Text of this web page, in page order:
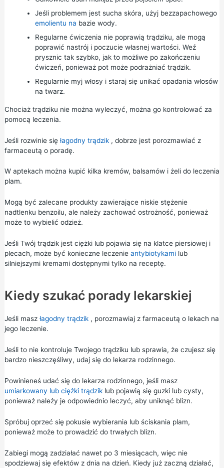
Jeśli problemem jest sucha skóra, użyj bezzapachowego
emolientu na bazie wody.
Regularne ćwiczenia nie poprawią trądziku, ale mogą
poprawić nastrój i poczucie własnej wartości. Weź
prysznic tak szybko, jak to możliwe po zakończeniu
ćwiczeń, ponieważ pot może podrażniać trądzik.
Regularnie myj włosy i staraj się unikać opadania włosów
na twarz.
Chociaż trądziku nie można wyleczyć, można go kontrolować za
pomocą leczenia.
Jeśli rozwinie się łagodny trądzik, dobrze jest porozmawiać z
farmaceutą o poradę.
W aptekach można kupić kilka kremów, balsamów i żeli do leczenia
plam.
Mogą być zalecane produkty zawierające niskie stężenie
nadtlenku benzoilu, ale należy zachować ostrożność, ponieważ
może to wybielić odzież.
Jeśli Twój trądzik jest ciężki lub pojawia się na klatce piersiowej i
plecach, może być konieczne leczenie antybiotykamilub
silniejszymi kremami dostępnymi tylko na receptę.
Kiedy szukać porady lekarskiej
Jeśli masz łagodny trądzik, porozmawiaj z farmaceutą o lekach na
jego leczenie.
Jeśli to nie kontroluje Twojego trądziku lub sprawia, że czujesz się
bardzo nieszczęśliwy, udaj się do lekarza rodzinnego.
Powinieneś udać się do lekarza rodzinnego, jeśli masz
umiarkowany lub ciężki trądziklub pojawią się guzki lub cysty,
ponieważ należy je odpowiednio leczyć, aby uniknąć blizn.
Spróbuj oprzeć się pokusie wybierania lub ściskania plam,
ponieważ może to prowadzić do trwałych blizn.
Zabiegi mogą zadziałać nawet po 3 miesiącach, więc nie
spodziewaj się efektów z dnia na dzień. Kiedy już zaczną działać,